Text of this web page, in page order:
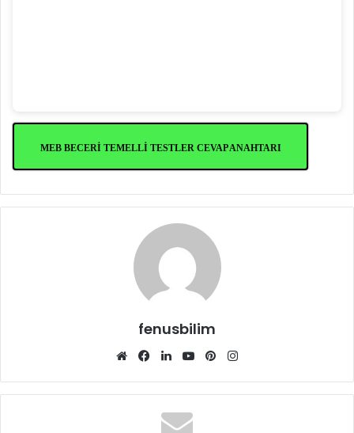
MEB BECERİ TEMELLİ TESTLER CEVAP ANAHTARI
fenusbilim
Web
Facebook
LinkedInYouTubePinterest